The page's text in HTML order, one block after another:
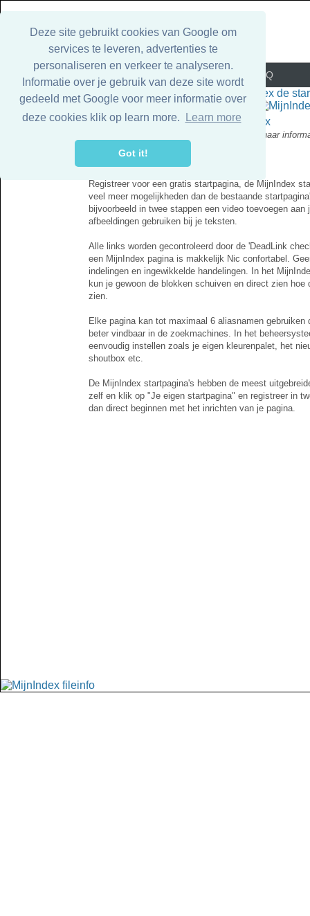
Deze site gebruikt cookies van Google om
services te leveren, advertenties te
personaliseren en verkeer te analyseren.
Informatie over je gebruik van deze site wordt
gedeeld met Google voor meer informatie over
deze cookies klik op learn more.
Learn more
Got it!
Alle dochter pagina's Voorwaarden FAQ
'de snelste weg naar
Mijnindex de luxe startpagina
Registreer voor een gratis startpagina, de MijnIndex
veel meer mogelijkheden dan de bestaande
bijvoorbeeld in twee stappen een video toevoegen aan
afbeeldingen gebruiken bij je teksten.
Alle links worden gecontroleerd door de 'DeadLink
een MijnIndex pagina is makkelijk Nic confortabel.
indelingen en ingewikkelde handelingen. In het
kun je gewoon de blokken schuiven en direct zien hoe
zien.
Elke pagina kan tot maximaal 6 aliasnamen gebruiken
beter vindbaar in de zoekmachines. In het
eenvoudig instellen zoals je eigen kleurenpalet, het
shoutbox etc.
De MijnIndex startpagina's hebben de meest
zelf en klik op "Je eigen startpagina" en registreer in
dan direct beginnen met het inrichten van je pagina.
Steeds bredere